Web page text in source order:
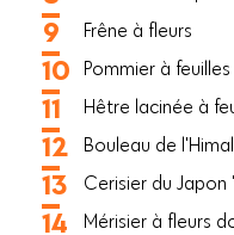
Frêne à fleurs
Pommier à feuilles
Hêtre lacinée à
Bouleau de
Cerisier du Japon
Mérisier à fleurs